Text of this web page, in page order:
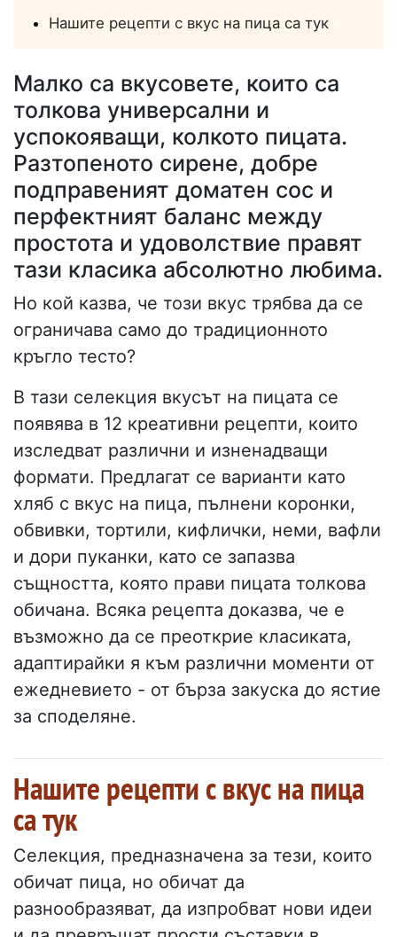
Нашите рецепти с вкус на пица са тук
Малко са вкусовете, които са
толкова универсални и
успокояващи, колкото пицата.
Разтопеното сирене, добре
подправеният доматен сос и
перфектният баланс между
простота и удоволствие правят
тази класика абсолютно любима.
Но кой казва, че този вкус трябва да се
ограничава само до традиционното
кръгло тесто?
В тази селекция вкусът на пицата се
появява в 12 креативни рецепти, които
изследват различни и изненадващи
формати. Предлагат се варианти като
хляб с вкус на пица, пълнени коронки,
обвивки, тортили, кифлички, неми, вафли
и дори пуканки, като се запазва
същността, която прави пицата толкова
обичана. Всяка рецепта доказва, че е
възможно да се преоткрие класиката,
адаптирайки я към различни моменти от
ежедневието - от бърза закуска до ястие
за споделяне.
Нашите рецепти с вкус на пица
са тук
Селекция, предназначена за тези, които
обичат пица, но обичат да
разнообразяват, да изпробват нови идеи